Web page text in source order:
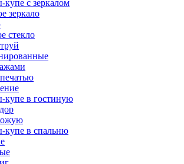
с зеркалом
зеркало
стекло
в гостиную
в спальню